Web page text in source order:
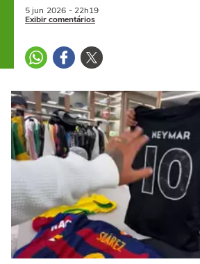
5 jun 2026 - 22h19
Exibir comentários